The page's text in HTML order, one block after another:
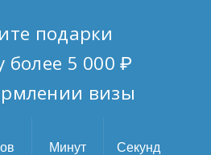
подарки
более 5 000 ₽
визы
Минут Секунд